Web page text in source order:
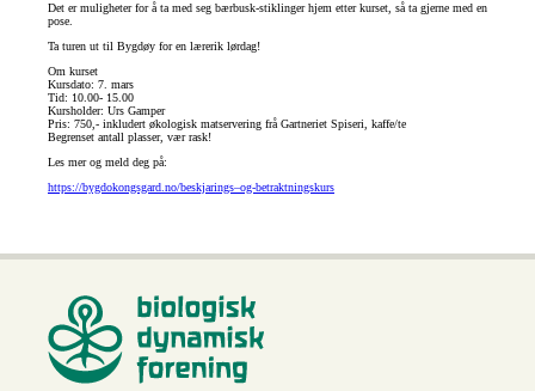
Det er muligheter for å ta med seg bærbusk-stiklinger hjem etter kurset, så ta gjerne med en
pose.
Ta turen ut til Bygdøy for en lærerik lørdag!
Om kurset
Kursdato: 7. mars
Tid: 10.00- 15.00
Kursholder: Urs Gamper
Pris: 750,- inkludert økologisk matservering frå Gartneriet Spiseri, kaffe/te
Begrenset antall plasser, vær rask!
Les mer og meld deg på:
https://bygdokongsgard.no/beskjarings–og-betraktningskurs